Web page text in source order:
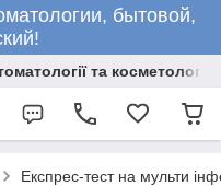
бытовой,
та косметології
Експрес-тест на мульти